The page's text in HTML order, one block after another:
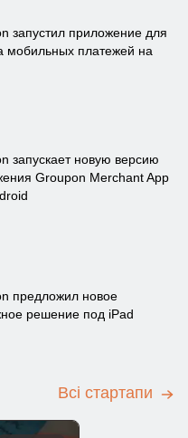
запустил приложение для
мобильных платежей на
запускает новую версию
Groupon Merchant App
предложил новое
решение под iPad
Всі стартапи